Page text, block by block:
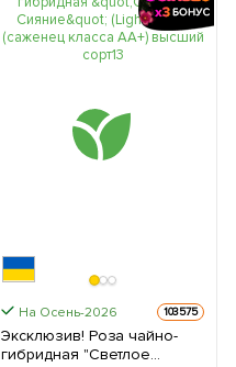
На Осень-2026 103575
Эксклюзив! Роза чайно-
гибридная "Светлое